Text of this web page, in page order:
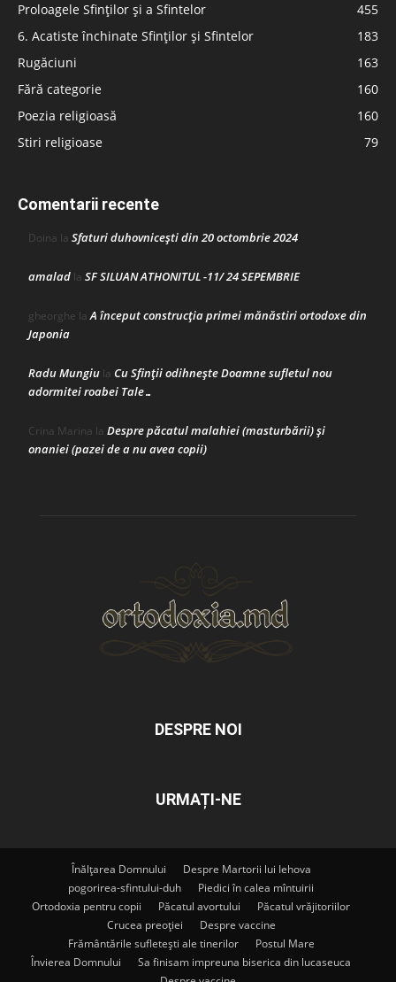
Proloagele Sfinților și a Sfintelor
455
6. Acatiste închinate Sfinților și Sfintelor
183
Rugăciuni
163
Fără categorie
160
Poezia religioasă
160
Stiri religioase
79
Comentarii recente
Doina la Sfaturi duhovnicești din 20 octombrie 2024
amalad la SF SILUAN ATHONITUL -11/ 24 SEPEMBRIE
gheorghe laA început construcţia primei mănăstiri ortodoxe din
Japonia
Radu Mungiu la Cu Sfinții odihnește Doamne sufletul nou
adormitei roabei Tale…
Crina Marina la Despre păcatul malahiei (masturbării) şi
onaniei (pazei de a nu avea copii)
DESPRE NOI
URMAȚI-NE
Înălțarea Domnului
Despre Martorii lui Iehova
pogorirea-sfintului-duh
Piedici în calea mîntuirii
Ortodoxia pentru copii
Păcatul avortului
Păcatul vrăjitoriilor
Crucea preoției
Despre vaccine
Frământările sufletești ale tinerilor
Postul Mare
Învierea Domnului
Sa finisam impreuna biserica din lucaseuca